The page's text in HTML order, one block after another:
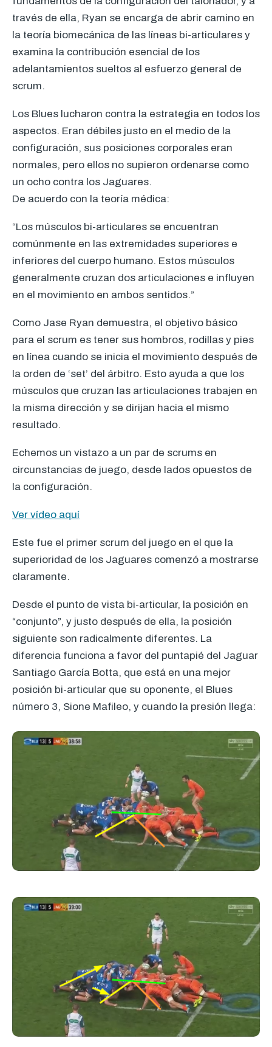
través de ella, Ryan se encarga de abrir camino en
la teoría biomecánica de las líneas bi-articulares y
examina la contribución esencial de los
adelantamientos sueltos al esfuerzo general de
scrum.
Los Blues lucharon contra la estrategia en todos los
aspectos. Eran débiles justo en el medio de la
configuración, sus posiciones corporales eran
normales, pero ellos no supieron ordenarse como
un ocho contra los Jaguares.
De acuerdo con la teoría médica:
“Los músculos bi-articulares se encuentran
comúnmente en las extremidades superiores e
inferiores del cuerpo humano. Estos músculos
generalmente cruzan dos articulaciones e influyen
en el movimiento en ambos sentidos.”
Como Jase Ryan demuestra, el objetivo básico
para el scrum es tener sus hombros, rodillas y pies
en línea cuando se inicia el movimiento después de
la orden de ‘set’ del árbitro. Esto ayuda a que los
músculos que cruzan las articulaciones trabajen en
la misma dirección y se dirijan hacia el mismo
resultado.
Echemos un vistazo a un par de scrums en
circunstancias de juego, desde lados opuestos de
la configuración.
Ver vídeo aquí
Este fue el primer scrum del juego en el que la
superioridad de los Jaguares comenzó a mostrarse
claramente.
Desde el punto de vista bi-articular, la posición en
“conjunto”, y justo después de ella, la posición
siguiente son radicalmente diferentes. La
diferencia funciona a favor del puntapié del Jaguar
Santiago García Botta, que está en una mejor
posición bi-articular que su oponente, el Blues
número 3, Sione Mafileo, y cuando la presión llega: